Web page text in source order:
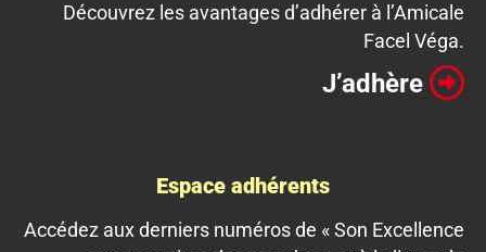
Découvrez les avantages d’adhérer à l’Amicale
Facel Véga.
J’adhère
Espace adhérents
Accédez aux derniers numéros de « Son Excellence